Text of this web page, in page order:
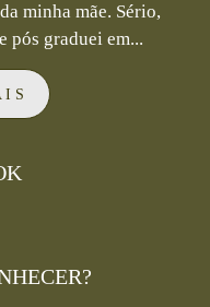
minha mãe. Sério,
pós graduei em...